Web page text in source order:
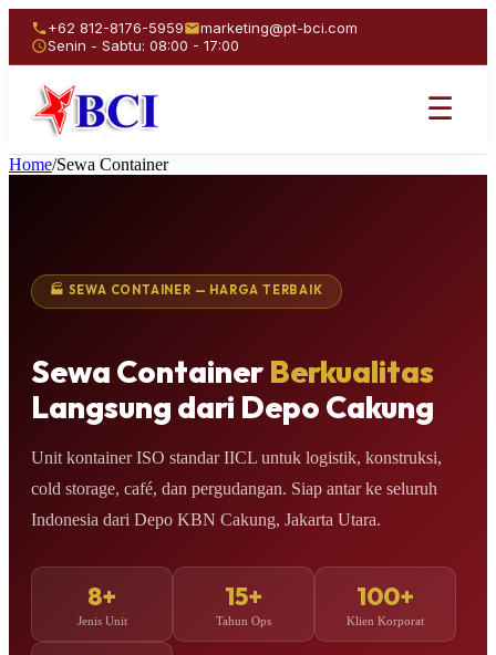
+62 812-8176-5959
marketing@pt-bci.com
Senin - Sabtu: 08:00 - 17:00
☰
Home/Sewa Container
🏭 SEWA CONTAINER — HARGA TERBAIK
Sewa Container Berkualitas
Langsung dari Depo Cakung
Unit kontainer ISO standar IICL untuk logistik, konstruksi,
cold storage, café, dan pergudangan. Siap antar ke seluruh
Indonesia dari Depo KBN Cakung, Jakarta Utara.
8+
Jenis Unit
15+
Tahun Ops
100+
Klien Korporat